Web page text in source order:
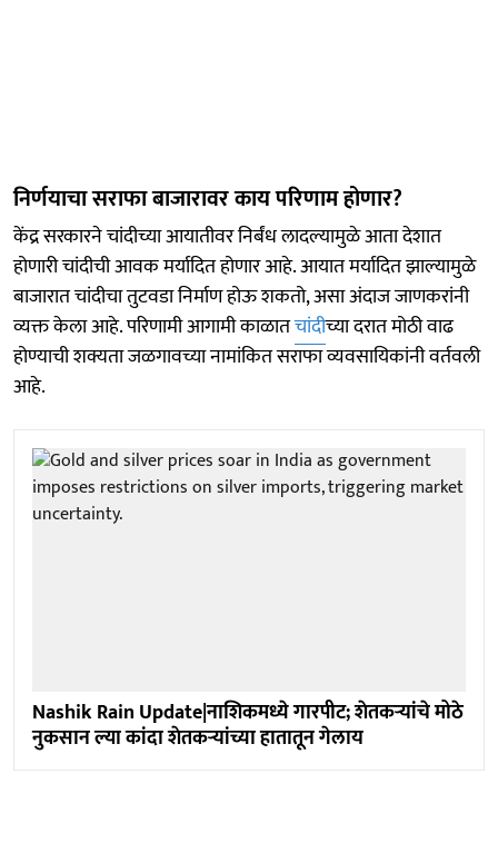
निर्णयाचा सराफा बाजारावर काय परिणाम होणार?
केंद्र सरकारने चांदीच्या आयातीवर निर्बंध लादल्यामुळे आता देशात
होणारी चांदीची आवक मर्यादित होणार आहे. आयात मर्यादित झाल्यामुळे
बाजारात चांदीचा तुटवडा निर्माण होऊ शकतो, असा अंदाज जाणकरांनी
व्यक्त केला आहे. परिणामी आगामी काळातचांदीच्या दरात मोठी वाढ
होण्याची शक्यता जळगावच्या नामांकित सराफा व्यवसायिकांनी वर्तवली
आहे.
Nashik Rain Update|नाशिकमध्ये गारपीट; शेतकऱ्यांचे मोठे
नुकसान ल्या कांदा शेतकऱ्यांच्या हातातून गेलाय